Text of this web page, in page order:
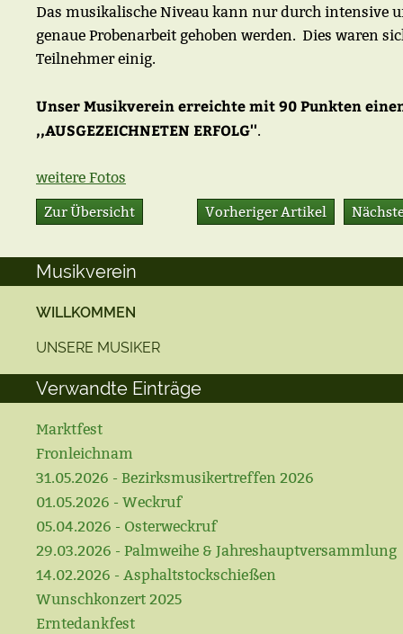
Das musikalische Niveau kann nur durch intensive
genaue Probenarbeit gehoben werden. Dies waren
Teilnehmer einig.
Unser Musikverein erreichte mit 90 Punkten
,,AUSGEZEICHNETEN ERFOLG''.
weitere Fotos
Vorheriger Artikel
Zur Übersicht
Musikverein
WILLKOMMEN
UNSERE MUSIKER
Verwandte Einträge
Marktfest
Fronleichnam
31.05.2026 - Bezirksmusikertreffen 2026
01.05.2026 - Weckruf
05.04.2026 - Osterweckruf
29.03.2026 - Palmweihe & Jahreshauptversammlung
14.02.2026 - Asphaltstockschießen
Wunschkonzert 2025
Erntedankfest